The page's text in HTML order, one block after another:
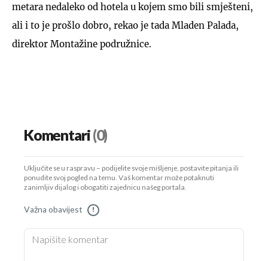
metara nedaleko od hotela u kojem smo bili smješteni,
ali i to je prošlo dobro, rekao je tada Mladen Palada,
direktor Montažine podružnice.
Komentari(0)
Uključite se u raspravu – podijelite svoje mišljenje, postavite pitanja ili
ponudite svoj pogled na temu. Vaš komentar može potaknuti
zanimljiv dijalog i obogatiti zajednicu našeg portala.
Važna obavijest !